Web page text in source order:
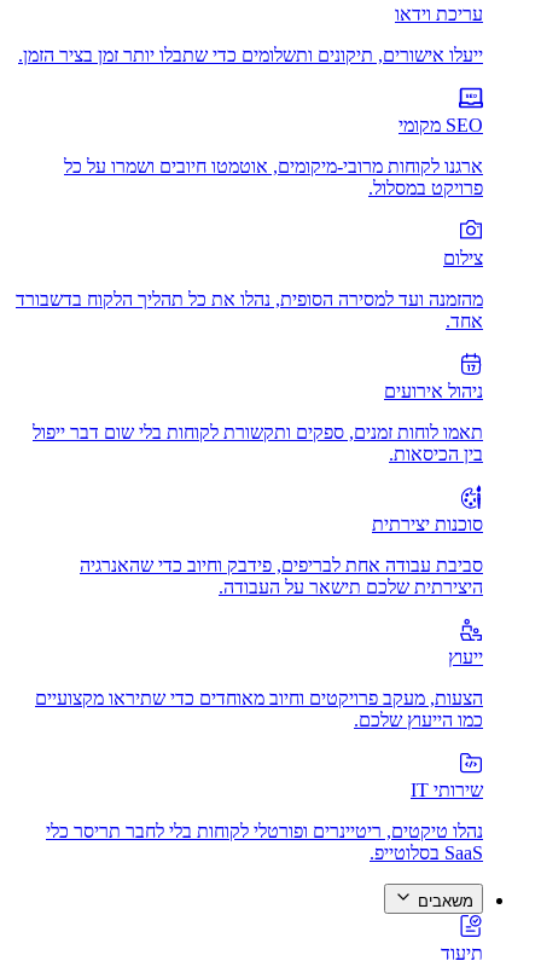
עריכת וידאו
ייעלו אישורים, תיקונים ותשלומים כדי שתבלו יותר זמן בציר הזמן.
SEO מקומי
ארגנו לקוחות מרובי-מיקומים, אוטמטו חיובים ושמרו על כל
פרויקט במסלול.
צילום
מהזמנה ועד למסירה הסופית, נהלו את כל תהליך הלקוח בדשבורד
אחד.
ניהול אירועים
תאמו לוחות זמנים, ספקים ותקשורת לקוחות בלי שום דבר ייפול
בין הכיסאות.
סוכנות יצירתית
סביבת עבודה אחת לבריפים, פידבק וחיוב כדי שהאנרגיה
היצירתית שלכם תישאר על העבודה.
ייעוץ
הצעות, מעקב פרויקטים וחיוב מאוחדים כדי שתיראו מקצועיים
כמו הייעוץ שלכם.
שירותי IT
נהלו טיקטים, ריטיינרים ופורטלי לקוחות בלי לחבר תריסר כלי
SaaS בסלוטייפ.
משאבים
תיעוד